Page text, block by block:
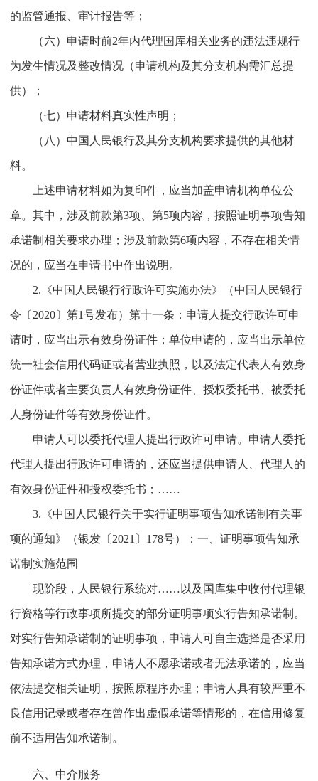
的监管通报、审计报告等；
（六）申请时前2年内代理国库相关业务的违法违规行
为发生情况及整改情况（申请机构及其分支机构需汇总提
供）；
（七）申请材料真实性声明；
（八）中国人民银行及其分支机构要求提供的其他材
料。
上述申请材料如为复印件，应当加盖申请机构单位公
章。其中，涉及前款第3项、第5项内容，按照证明事项告知
承诺制相关要求办理；涉及前款第6项内容，不存在相关情
况的，应当在申请书中作出说明。
2.《中国人民银行行政许可实施办法》（中国人民银行
令〔2020〕第1号发布）第十一条：申请人提交行政许可申
请时，应当出示有效身份证件；单位申请的，应当出示单位
统一社会信用代码证或者营业执照，以及法定代表人有效身
份证件或者主要负责人有效身份证件、授权委托书、被委托
人身份证件等有效身份证件。
申请人可以委托代理人提出行政许可申请。申请人委托
代理人提出行政许可申请的，还应当提供申请人、代理人的
有效身份证件和授权委托书；……
3.《中国人民银行关于实行证明事项告知承诺制有关事
项的通知》（银发〔2021〕178号）：一、证明事项告知承
诺制实施范围
现阶段，人民银行系统对……以及国库集中收付代理银
行资格等行政事项所提交的部分证明事项实行告知承诺制。
对实行告知承诺制的证明事项，申请人可自主选择是否采用
告知承诺方式办理，申请人不愿承诺或者无法承诺的，应当
依法提交相关证明，按照原程序办理；申请人具有较严重不
良信用记录或者存在曾作出虚假承诺等情形的，在信用修复
前不适用告知承诺制。
六、中介服务